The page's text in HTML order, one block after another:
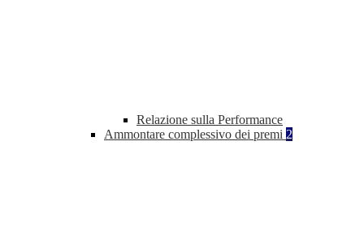
Relazione sulla Performance
Ammontare complessivo dei premi 2